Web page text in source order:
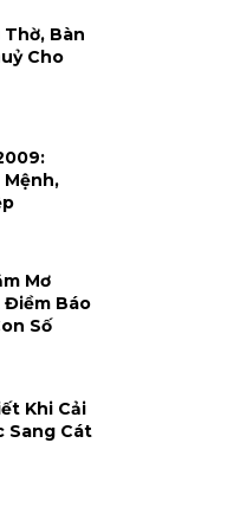
Bàn
Cho
Mệnh,
Mơ
Báo
Số
Khi Cải
Sang Cát